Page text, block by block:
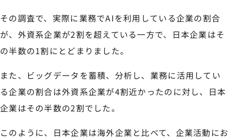
その調査で、実際に業務でAIを利用している企業の割合
が、外資系企業が2割を超えている一方で、日本企業はそ
の半数の1割にとどまりました。
また、ビッグデータを蓄積、分析し、業務に活用してい
る企業の割合は外資系企業が4割近かったのに対し、日本
企業はその半数の2割でした。
このように、日本企業は海外企業と比べて、企業活動にお